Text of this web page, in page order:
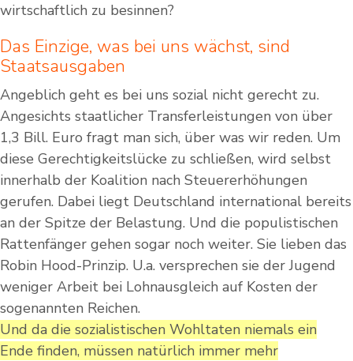
wirtschaftlich zu besinnen?
Das Einzige, was bei uns wächst, sind
Staatsausgaben
Angeblich geht es bei uns sozial nicht gerecht zu.
Angesichts staatlicher Transferleistungen von über
1,3 Bill. Euro fragt man sich, über was wir reden. Um
diese Gerechtigkeitslücke zu schließen, wird selbst
innerhalb der Koalition nach Steuererhöhungen
gerufen. Dabei liegt Deutschland international bereits
an der Spitze der Belastung. Und die populistischen
Rattenfänger gehen sogar noch weiter. Sie lieben das
Robin Hood-Prinzip. U.a. versprechen sie der Jugend
weniger Arbeit bei Lohnausgleich auf Kosten der
sogenannten Reichen.
Und da die sozialistischen Wohltaten niemals ein
Ende finden, müssen natürlich immer mehr